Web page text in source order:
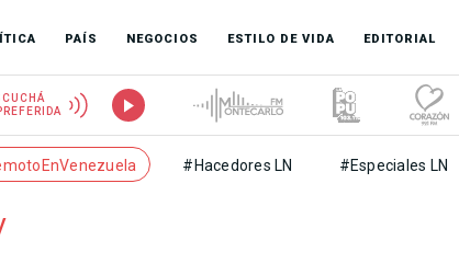
PAÍS NEGOCIOS ESTILO DE VIDA EDITORIAL
#Hacedores LN #Especiales LN